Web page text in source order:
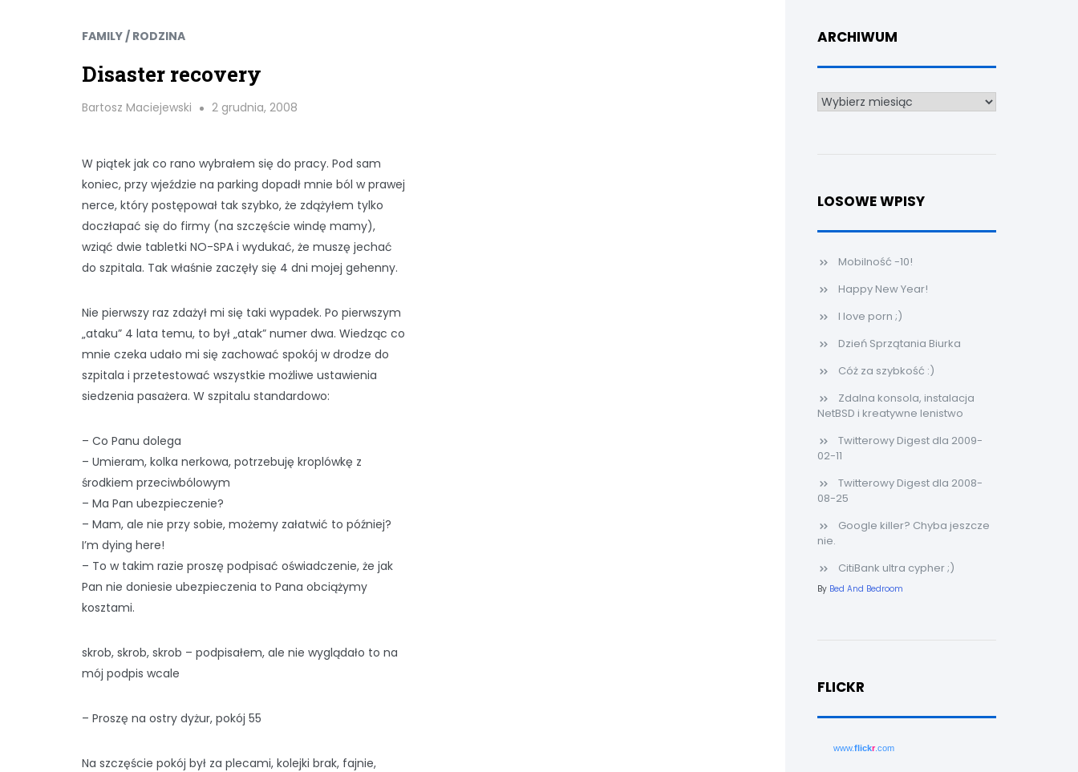
FAMILY / RODZINA
Disaster recovery
Bartosz Maciejewski 2 grudnia, 2008
W piątek jak co rano wybrałem się do pracy. Pod sam
koniec, przy wjeździe na parking dopadł mnie ból w prawej
nerce, który postępował tak szybko, że zdążyłem tylko
doczłapać się do firmy (na szczęście windę mamy),
wziąć dwie tabletki NO-SPA i wydukać, że muszę jechać
do szpitala. Tak właśnie zaczęły się 4 dni mojej gehenny.
Nie pierwszy raz zdażył mi się taki wypadek. Po pierwszym
„ataku” 4 lata temu, to był „atak” numer dwa. Wiedząc co
mnie czeka udało mi się zachować spokój w drodze do
szpitala i przetestować wszystkie możliwe ustawienia
siedzenia pasażera. W szpitalu standardowo:
– Co Panu dolega
– Umieram, kolka nerkowa, potrzebuję kroplówkę z
środkiem przeciwbólowym
– Ma Pan ubezpieczenie?
– Mam, ale nie przy sobie, możemy załatwić to później?
I’m dying here!
– To w takim razie proszę podpisać oświadczenie, że jak
Pan nie doniesie ubezpieczenia to Pana obciążymy
kosztami.
skrob, skrob, skrob – podpisałem, ale nie wyglądało to na
mój podpis wcale
– Proszę na ostry dyżur, pokój 55
Na szczęście pokój był za plecami, kolejki brak, fajnie,
ARCHIWUM
Archiwum
LOSOWE WPISY
Mobilność -10!
Happy New Year!
I love porn ;)
Dzień Sprzątania Biurka
Cóż za szybkość :)
Zdalna konsola, instalacja
NetBSD i kreatywne lenistwo
Twitterowy Digest dla 2009-
02-11
Twitterowy Digest dla 2008-
08-25
Google killer? Chyba jeszcze
nie.
CitiBank ultra cypher ;)
By Bed And Bedroom
FLICKR
www.flickr .com